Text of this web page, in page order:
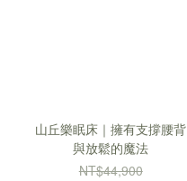
山丘樂眠床｜擁有支撐腰背
與放鬆的魔法
NT$44,900